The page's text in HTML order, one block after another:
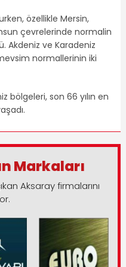
özellikle Mersin,
çevrelerinde normalin
Akdeniz ve Karadeniz
normallerinin iki
bölgeleri, son 66 yılın en
Markaları
Aksaray firmalarını